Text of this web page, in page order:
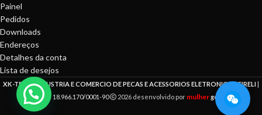
Painel
Pedidos
Downloads
Endereços
Detalhes da conta
Lista de desejos
XK-TRON INDUSTRIA E COMERCIO DE PECAS E ACESSORIOS ELETRONICOS EIRELI|
CNPJ: 18.966.170/0001-90
2026 desenvolvido por mulhergorila